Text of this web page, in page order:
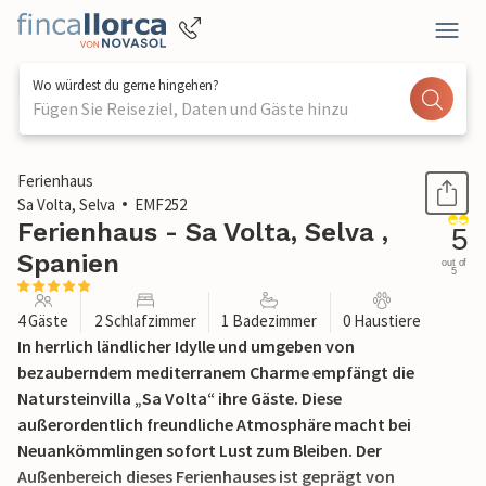
Wo würdest du gerne hingehen?
Fügen Sie Reiseziel, Daten und Gäste hinzu
1 / 32
Ferienhaus
Sa Volta, Selva
EMF252
Ferienhaus - Sa Volta, Selva ,
Spanien
5
out of
5
4 Gäste 2 Schlafzimmer 1 Badezimmer 0 Haustiere
In herrlich ländlicher Idylle und umgeben von
bezauberndem mediterranem Charme empfängt die
Natursteinvilla „Sa Volta“ ihre Gäste. Diese
außerordentlich freundliche Atmosphäre macht bei
Neuankömmlingen sofort Lust zum Bleiben. Der
Außenbereich dieses Ferienhauses ist geprägt von